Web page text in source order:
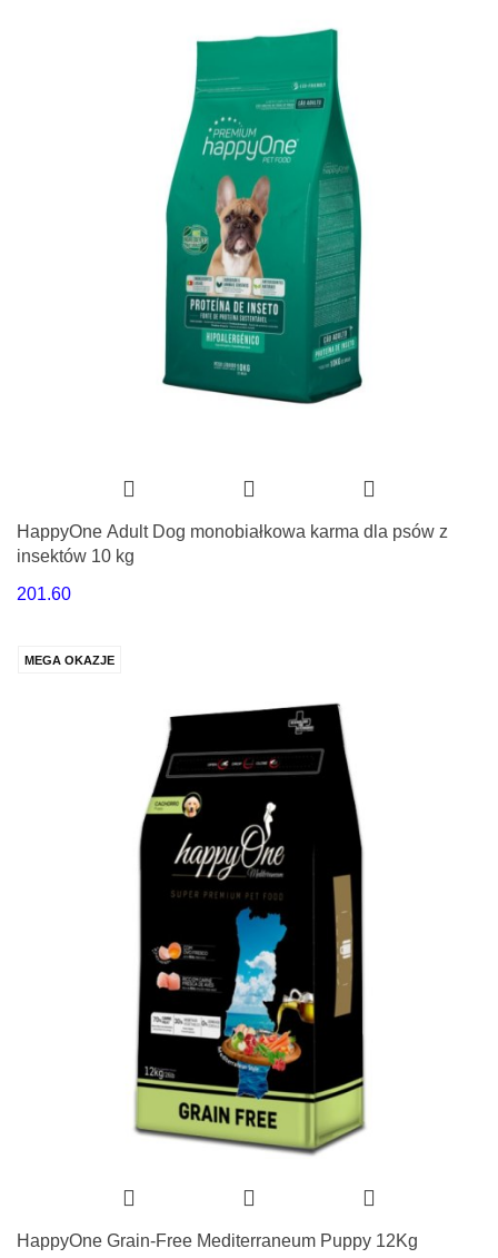
HappyOne Adult Dog monobiałkowa karma dla psów z
insektów 10 kg
201.60
MEGA OKAZJE
HappyOne Grain-Free Mediterraneum Puppy 12Kg